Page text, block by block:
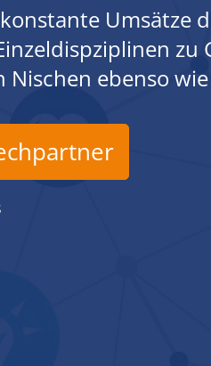
Umsätze
Nischen ebenso